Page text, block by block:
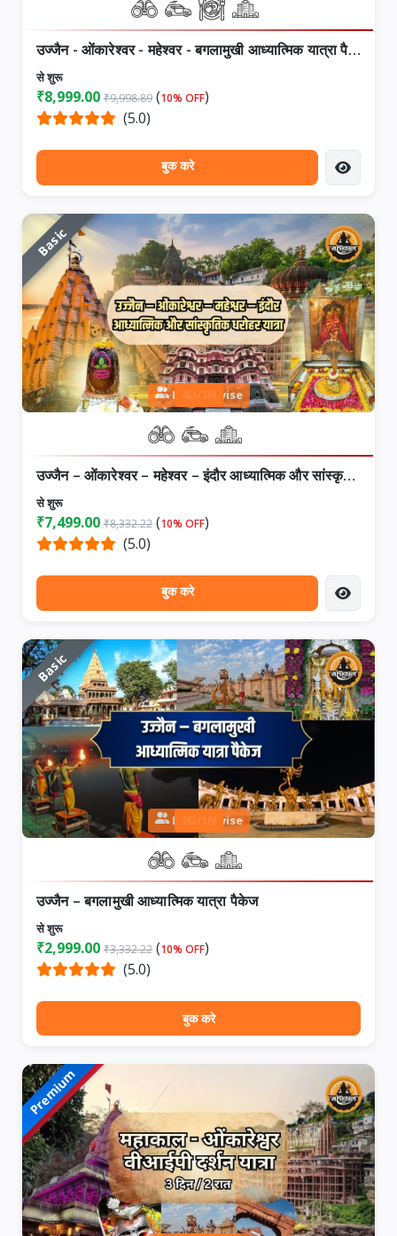
उज्जैन - ओंकारेश्वर - महेश्वर - बगलामुखी आध्यात्मिक यात्रा पैकेज
से शुरू
₹8,999.00 ₹9,998.89 (10% OFF)
(5.0)
बुक करे
Basic
Person wise
4D/3N
उज्जैन – ओंकारेश्वर – महेश्वर – इंदौर आध्यात्मिक और सांस्कृतिक धरोहर यात्रा
से शुरू
₹7,499.00 ₹8,332.22 (10% OFF)
(5.0)
बुक करे
Basic
Person wise
2D/1N
उज्जैन – बगलामुखी आध्यात्मिक यात्रा पैकेज
से शुरू
₹2,999.00 ₹3,332.22 (10% OFF)
(5.0)
बुक करे
Premium